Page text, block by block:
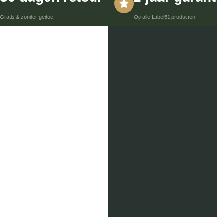
Gratis & zonder gedoe Op alle Label51 producten